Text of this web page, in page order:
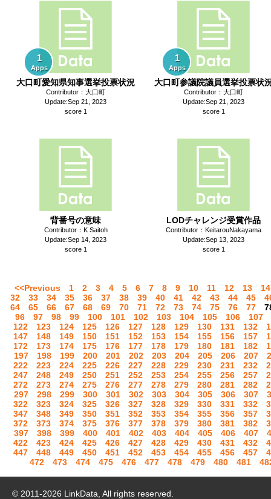
1
Apps
大口町愛知県知事選挙投票状況
Contributor：大口町
Update:Sep 21, 2023
score 1
1
Apps
大口町参議院議員選挙投票状
Contributor：大口町
Update:Sep 21, 2023
score 1
背番号の意味
Contributor：K Saitoh
Update:Sep 14, 2023
score 1
LODチャレンジ受賞作品
Contributor：KeitarouNakayama
Update:Sep 13, 2023
score 1
<<Previous 1 2 3 4 5 6 7 8 9 10 11 12 13
14
32
33 34 35 36 37 38 39 40 41 42 43 44 45
64
65 66 67 68 69 70 71 72 73 74 75 76 77
96
97 98 99 100 101 102 103 104 105 106
107
122
123 124 125 126 127 128 129 130 131 132
147
148 149 150 151 152 153 154 155 156 157
172
173 174 175 176 177 178 179 180 181 182
197
198 199 200 201 202 203 204 205 206 207
222
223 224 225 226 227 228 229 230 231 232
247
248 249 250 251 252 253 254 255 256 257
272
273 274 275 276 277 278 279 280 281 282
297
298 299 300 301 302 303 304 305 306 307
322
323 324 325 326 327 328 329 330 331 332
347
348 349 350 351 352 353 354 355 356 357
372
373 374 375 376 377 378 379 380 381 382
397
398 399 400 401 402 403 404 405 406 407
422
423 424 425 426 427 428 429 430 431 432
447
448 449 450 451 452 453 454 455 456 457
472
473 474 475 476 477 478 479 480 481
© 2011-2026 LinkData, All rights reserved.